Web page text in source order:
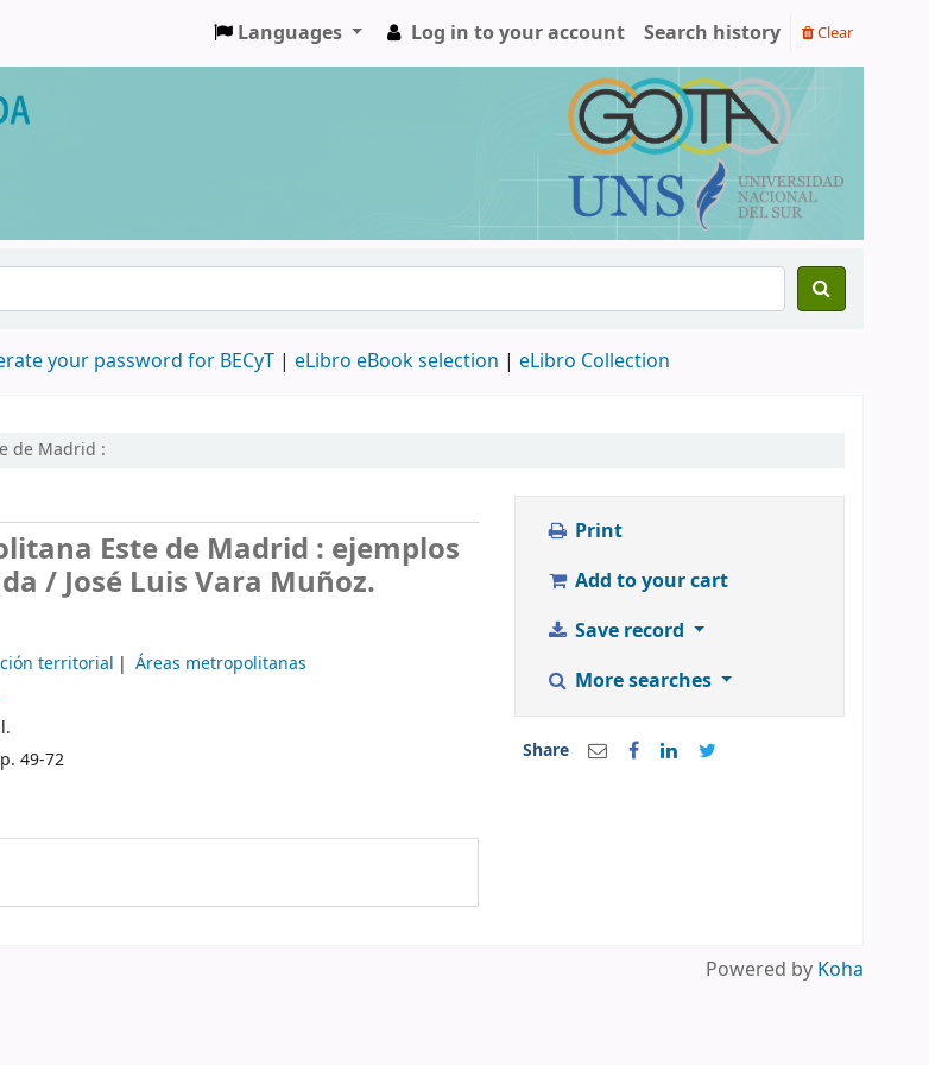
Languages Log in to your account Search history Clear
your password for BECyT | eLibro eBook selection | eLibro Collection
de Madrid :
Este de Madrid : ejemplos
/José Luis Vara Muñoz.
territorial
Áreas metropolitanas
49-72
Print
Add to your cart
Save record
More searches
Share
Powered by Koha